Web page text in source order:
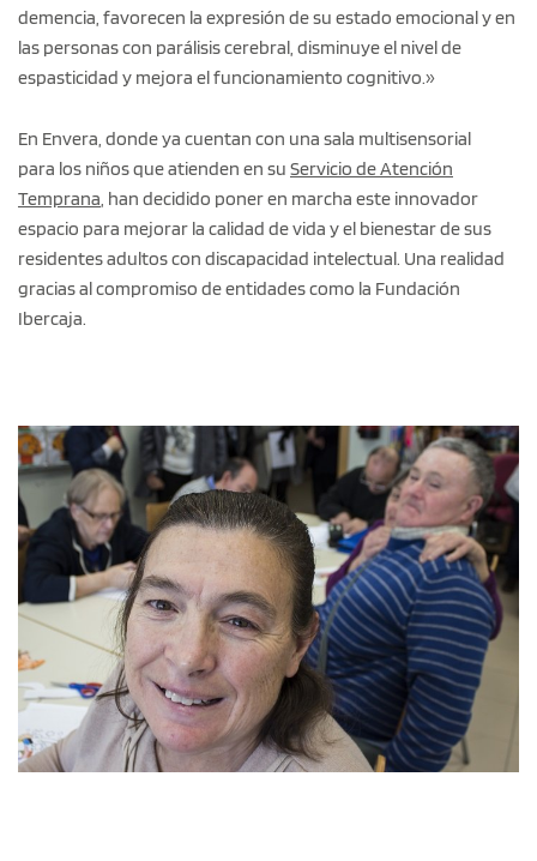
demencia, favorecen la expresión de su estado emocional y en
las personas con parálisis cerebral, disminuye el nivel de
espasticidad y mejora el funcionamiento cognitivo.»
En Envera, donde ya cuentan con una sala multisensorial
para los niños que atienden en su Servicio de Atención
Temprana , han decidido poner en marcha este innovador
espacio para mejorar la calidad de vida y el bienestar de sus
residentes adultos con discapacidad intelectual. Una realidad
gracias al compromiso de entidades como la Fundación
Ibercaja.